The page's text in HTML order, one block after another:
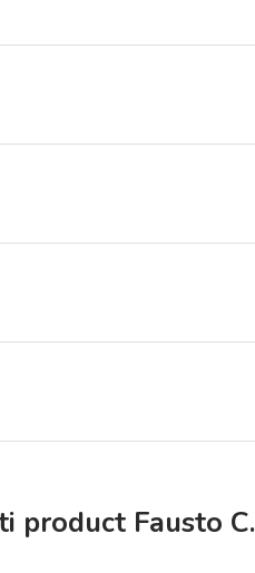
product Fausto C.